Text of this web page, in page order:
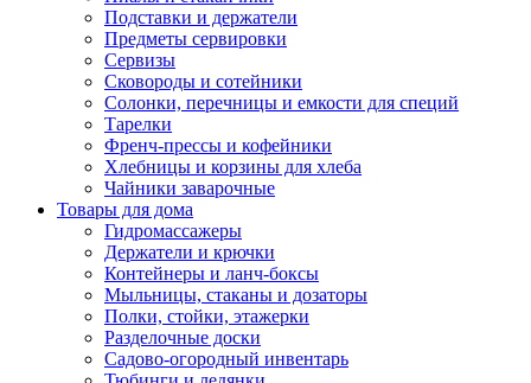
Подставки и держатели
Предметы сервировки
Сервизы
Сковороды и сотейники
Солонки, перечницы и емкости для специй
Тарелки
Френч-прессы и кофейники
Хлебницы и корзины для хлеба
Чайники заварочные
Товары для дома
Гидромассажеры
Держатели и крючки
Контейнеры и ланч-боксы
Мыльницы, стаканы и дозаторы
Полки, стойки, этажерки
Разделочные доски
Садово-огородный инвентарь